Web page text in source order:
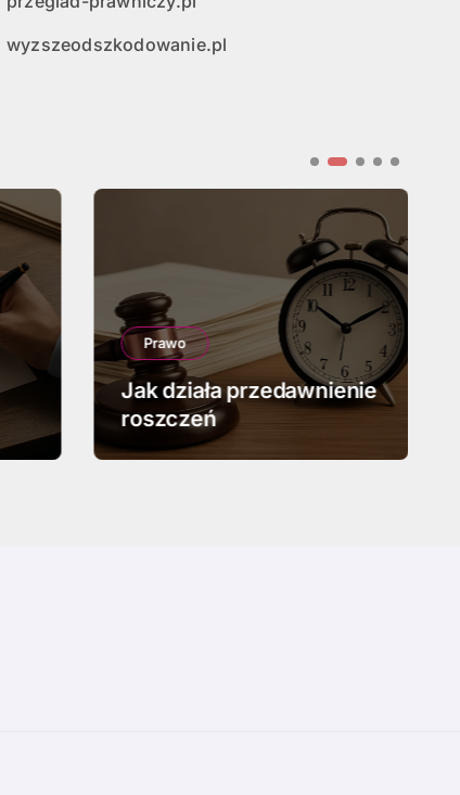
wyzszeodszkodowanie.pl
Prawo
Jak działa przedawnienie
roszczeń